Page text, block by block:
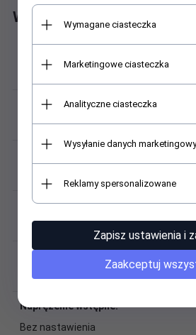
Wózek profilowy
Dokładność obrotu:
Bosch Rexroth H (klasa bardzo
Brak łańcucha kulkowego
Masa:
0,3 kg
Materiał:
Aluminium
Naprężenie wstępne:
Bez nastawienia
Wymagane ciasteczka
Marketingowe ciasteczka
Analityczne ciasteczka
Wysyłanie danych
Reklamy spersonalizowane
Zapisz ustawienia i
Zaakceptuj